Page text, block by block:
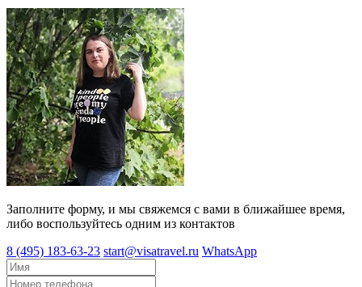
Заполните форму, и мы свяжемся с вами в ближайшее время,
либо воспользуйтесь одним из контактов
8 (495) 183-63-23 start@visatravel.ru WhatsApp